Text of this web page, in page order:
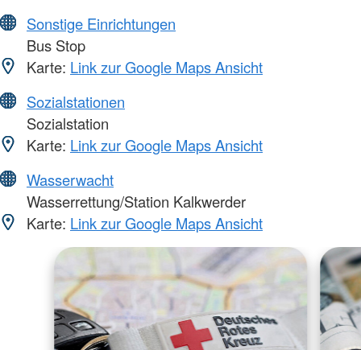
Sonstige Einrichtungen
Bus Stop
Karte: Link zur Google Maps Ansicht
Sozialstationen
Sozialstation
Karte: Link zur Google Maps Ansicht
Wasserwacht
Wasserrettung/Station Kalkwerder
Karte: Link zur Google Maps Ansicht